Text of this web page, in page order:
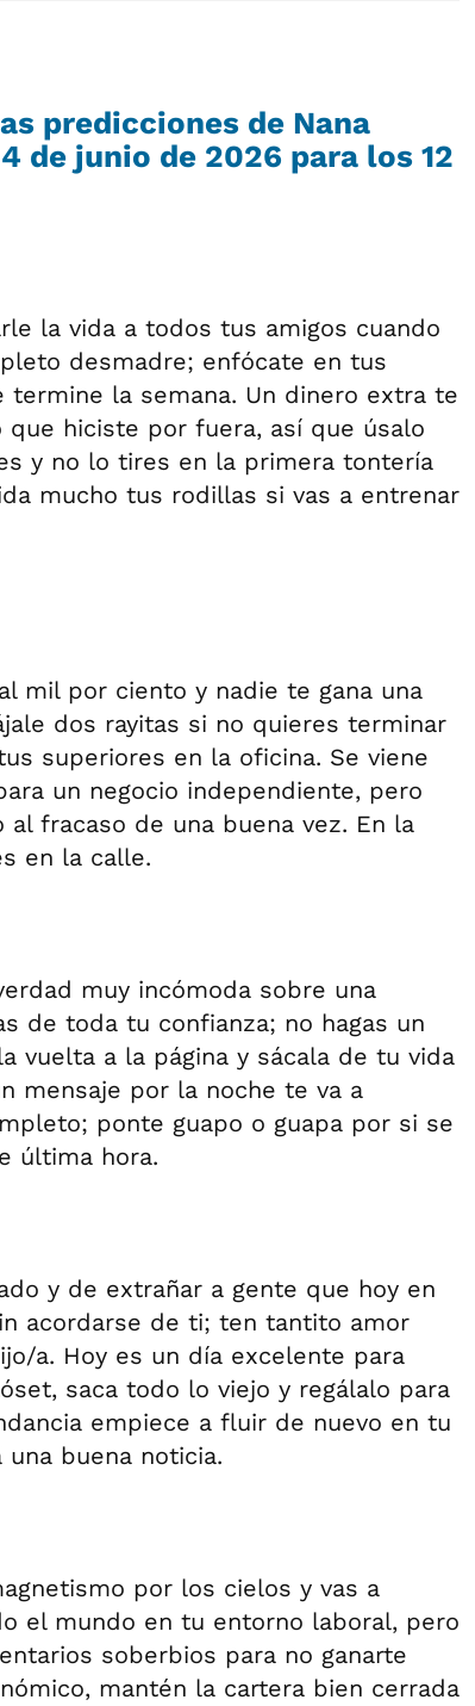
predicciones de Nana
de junio de 2026 para los 12
la vida a todos tus amigos cuando
desmadre; enfócate en tus
la semana. Un dinero extra te
hiciste por fuera, así que úsalo
y no lo tires en la primera tontería
mucho tus rodillas si vas a entrenar
mil por ciento y nadie te gana una
dos rayitas si no quieres terminar
superiores en la oficina. Se viene
un negocio independiente, pero
fracaso de una buena vez. En la
en la calle.
muy incómoda sobre una
de toda tu confianza; no hagas un
vuelta a la página y sácala de tu vida
mensaje por la noche te va a
ponte guapo o guapa por si se
última hora.
y de extrañar a gente que hoy en
acordarse de ti; ten tantito amor
a. Hoy es un día excelente para
saca todo lo viejo y regálalo para
empiece a fluir de nuevo en tu
una buena noticia.
por los cielos y vas a
el mundo en tu entorno laboral, pero
soberbios para no ganarte
mantén la cartera bien cerrada